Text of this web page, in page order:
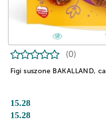
Figi suszone BAKALLAND,
(0)
15.28
15.28